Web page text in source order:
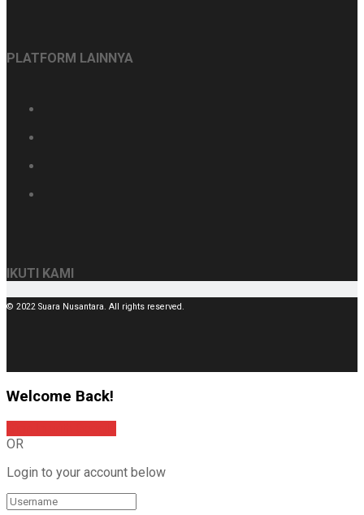
PLATFORM LAINNYA
IKUTI KAMI
© 2022 Suara Nusantara. All rights reserved.
Welcome Back!
OR
Login to your account below